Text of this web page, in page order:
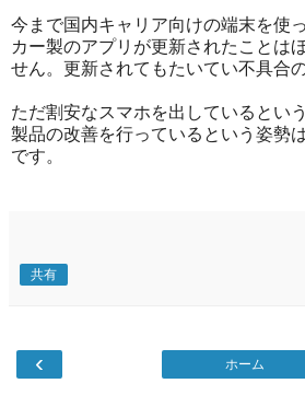
今まで国内キャリア向けの端末を使
カー製のアプリが更新されたことは
せん。更新されてもたいてい不具合
ただ割安なスマホを出しているとい
製品の改善を行っているという姿勢
です。
共有
‹ ホーム